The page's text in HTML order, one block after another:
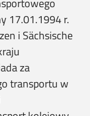
17.01.1994 r.
i Sächsische
za
transportu w